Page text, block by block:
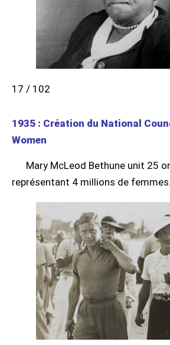
17 / 102
1935 : Création du National
Women
Mary McLeod Bethune unit 25
représentant 4 millions de femmes.